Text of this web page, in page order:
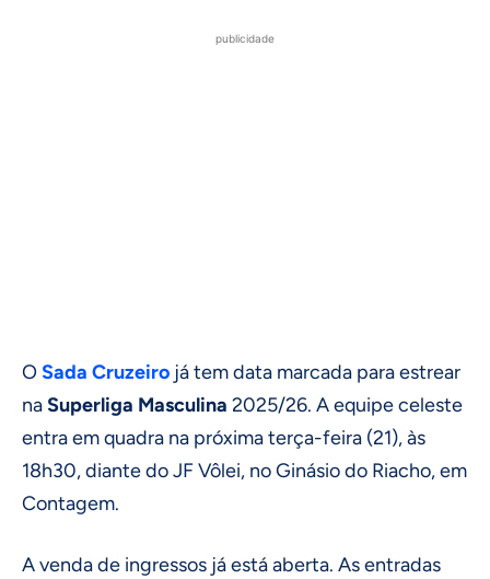
publicidade
OSada Cruzeiro já tem data marcada para estrear
naSuperliga Masculina 2025/26. A equipe celeste
entra em quadra na próxima terça-feira (21), às
18h30, diante do JF Vôlei, no Ginásio do Riacho, em
Contagem.
A venda de ingressos já está aberta. As entradas